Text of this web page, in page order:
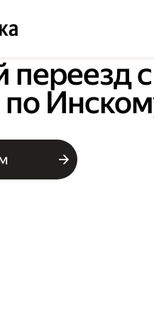
переезд с
по